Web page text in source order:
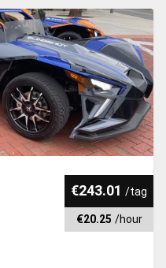
€243.01 /tag
€20.25 /hour